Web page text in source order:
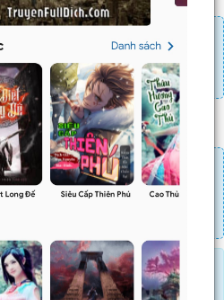
x Số chương, mua combo thì đến
Nạp linh thạch
dụng tiết kiệm thời gian.
sau sẽ không phải ấn mua.
100 và mua 4 chương thìchương
ấn mua.
hoặc CHƯA HỖ TRỢ MUA